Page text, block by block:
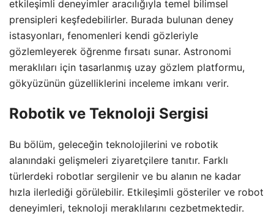
etkileşimli deneyimler aracılığıyla temel bilimsel
prensipleri keşfedebilirler. Burada bulunan deney
istasyonları, fenomenleri kendi gözleriyle
gözlemleyerek öğrenme fırsatı sunar. Astronomi
meraklıları için tasarlanmış uzay gözlem platformu,
gökyüzünün güzelliklerini inceleme imkanı verir.
Robotik ve Teknoloji Sergisi
Bu bölüm, geleceğin teknolojilerini ve robotik
alanındaki gelişmeleri ziyaretçilere tanıtır. Farklı
türlerdeki robotlar sergilenir ve bu alanın ne kadar
hızla ilerlediği görülebilir. Etkileşimli gösteriler ve robot
deneyimleri, teknoloji meraklılarını cezbetmektedir.